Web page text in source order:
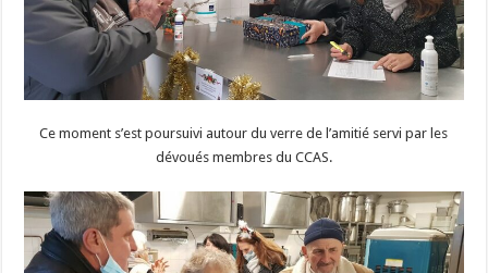
Ce moment s’est poursuivi autour du verre de l’amitié servi par les
dévoués membres du CCAS.